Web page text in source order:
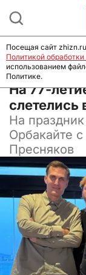
16 апреля 2026, 06:40
На 77-
слетелись
На
Орбакайте
Пресняков
Посещая сайт
Политикой
использованием
Политике.